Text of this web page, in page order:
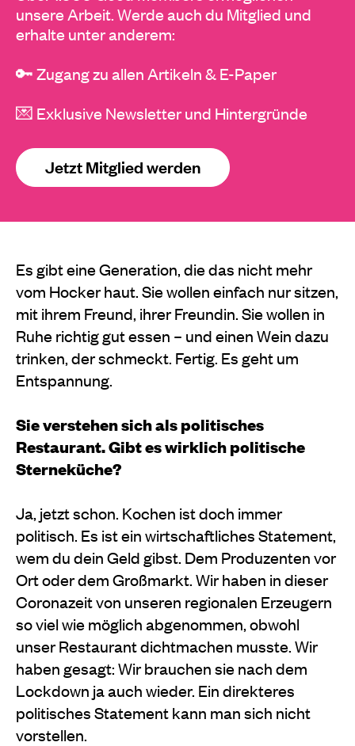
unsere Arbeit. Werde auch du Mitglied und
erhalte unter anderem:
🔑 Zugang zu allen Artikeln & E-Paper
💌 Exklusive Newsletter und Hintergründe
Jetzt Mitglied werden
Es gibt eine Generation, die das nicht mehr
vom Hocker haut. Sie wollen einfach nur sitzen,
mit ihrem Freund, ihrer Freundin. Sie wollen in
Ruhe richtig gut essen – und einen Wein dazu
trinken, der schmeckt. Fertig. Es geht um
Entspannung.
Sie verstehen sich als politisches
Restaurant. Gibt es wirklich politische
Sterneküche?
Ja, jetzt schon. Kochen ist doch immer
politisch. Es ist ein wirtschaftliches Statement,
wem du dein Geld gibst. Dem Produzenten vor
Ort oder dem Großmarkt. Wir haben in dieser
Coronazeit von unseren regionalen Erzeugern
so viel wie möglich abgenommen, obwohl
unser Restaurant dichtmachen musste. Wir
haben gesagt: Wir brauchen sie nach dem
Lockdown ja auch wieder. Ein direkteres
politisches Statement kann man sich nicht
vorstellen.